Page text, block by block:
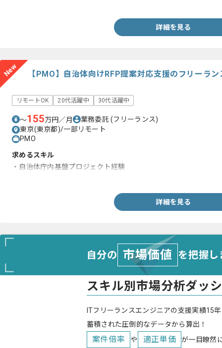
詳細を見る
New 【PMO】自治体向けRFP提案対応支援のフリーラ
リモートOK 20代活躍中 30代活躍中
〜155万円／月 業務委託(フリーランス)
東京(東京都)/一部リモート
PMO
求めるスキル
・自治体庁内基盤プロジェクト経験
詳細を見る
自分の 市場価値 を把握
スキル別市場分析ダッ
ITフリーランスエンジニアの支援実績15
蓄積された圧倒的なデータから算出！
案件倍率 や 適正単価 が一目瞭然